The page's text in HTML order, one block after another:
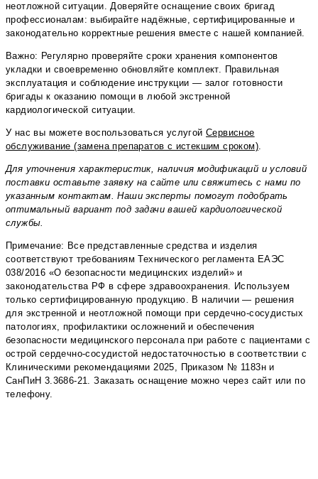
неотложной ситуации. Доверяйте оснащение своих бригад
профессионалам: выбирайте надёжные, сертифицированные и
законодательно корректные решения вместе с нашей компанией.
Важно: Регулярно проверяйте сроки хранения компонентов
укладки и своевременно обновляйте комплект. Правильная
эксплуатация и соблюдение инструкции — залог готовности
бригады к оказанию помощи в любой экстренной
кардиологической ситуации.
У нас вы можете воспользоваться услугой Сервисное
обслуживание (замена препаратов с истекшим сроком)
Для уточнения характеристик, наличия модификаций и условий
поставки оставьте заявку на сайте или свяжитесь с нами по
указанным контактам. Наши эксперты помогут подобрать
оптимальный вариант под задачи вашей кардиологической
службы.
Примечание: Все представленные средства и изделия
соответствуют требованиям Технического регламента ЕАЭС
038/2016 «О безопасности медицинских изделий» и
законодательства РФ в сфере здравоохранения. Используем
только сертифицированную продукцию. В наличии — решения
для экстренной и неотложной помощи при сердечно-сосудистых
патологиях, профилактики осложнений и обеспечения
безопасности медицинского персонала при работе с пациентами с
острой сердечно-сосудистой недостаточностью в соответствии с
Клиническими рекомендациями 2025, Приказом № 1183н и
СанПиН 3.3686-21. Заказать оснащение можно через сайт или по
телефону.